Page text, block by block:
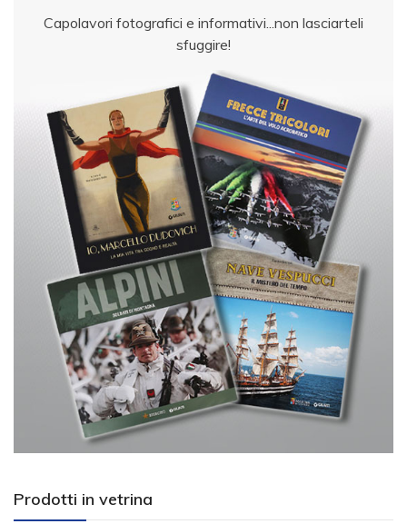
Capolavori fotografici e informativi...non lasciarteli
sfuggire!
Prodotti in vetrina